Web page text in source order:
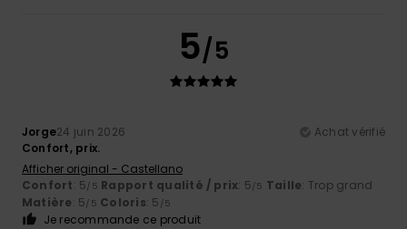
5/5
Jorge24 juin 2026
Achat vérifié
Confort, prix.
Afficher original - Castellano
Confort: 5/5 Rapport qualité / prix: 5/5 Taille: Trop grand
Matière: 5/5 Coloris: 5 /5
Je recommande ce produit